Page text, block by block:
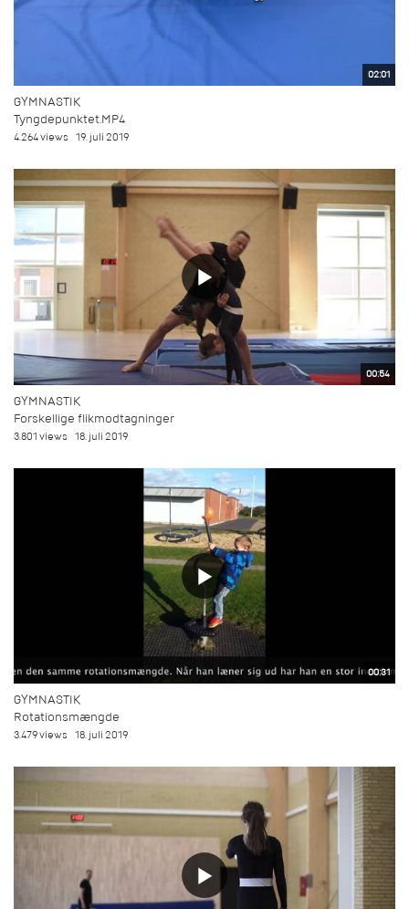
02:01
GYMNASTIK
Tyngdepunktet.MP4
4.264 views 19. juli 2019
00:54
GYMNASTIK
Forskellige flikmodtagninger
3.801 views 18. juli 2019
00:31
GYMNASTIK
Rotationsmængde
3.479 views 18. juli 2019